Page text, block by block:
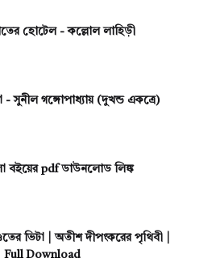
হোটেল - কল্লোল লাহিড়ী
সুনীল গঙ্গোপাধ্যায় (দুখন্ড একত্রে)
বইয়ের pdf ডাউনলোড লিঙ্ক
ভিটা | অতীশ দীপংকরের পৃথিবী |
| Full Download